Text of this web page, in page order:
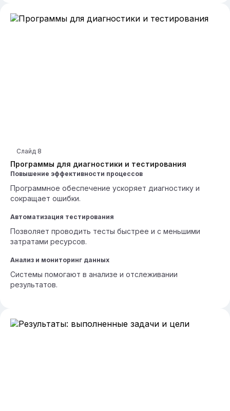
Программы для диагностики и тестирования
Слайд 8
Повышение эффективности процессов
Программное обеспечение ускоряет диагностику и
сокращает ошибки.
Автоматизация тестирования
Позволяет проводить тесты быстрее и с меньшими
затратами ресурсов.
Анализ и мониторинг данных
Системы помогают в анализе и отслеживании
результатов.